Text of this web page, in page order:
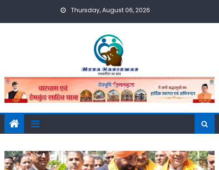
Thursday, August 06, 2026